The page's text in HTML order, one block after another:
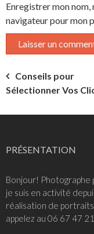
Enregistrer mon nom,
navigateur pour mon
Navigation
Conseils pour
Sélectionner Vos
PRÉSENTATION
Bonjour! Photographe
je suis en activité
réalisation de portraits
appelez au 06 67 47